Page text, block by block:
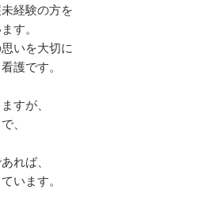
経験の方を
す。
いを大切に
護です。
すが、
、
れば、
います。